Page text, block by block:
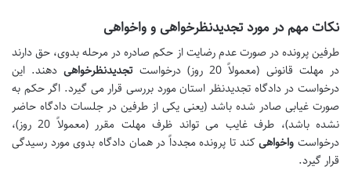
نکات مهم در مورد تجدیدنظرخواهی و واخواهی
طرفین پرونده در صورت عدم رضایت از حکم صادره در مرحله بدوی، حق دارند
در مهلت قانونی (معمولاً 20 روز) درخواست
تجدیدنظرخواهیدهند. این
درخواست در دادگاه تجدیدنظر استان مورد بررسی قرار می گیرد. اگر حکم به
صورت غیابی صادر شده باشد (یعنی یکی از طرفین در جلسات دادگاه حاضر
نشده باشد)، طرف غایب می تواند ظرف مهلت مقرر (معمولاً 20 روز)،
درخواست واخواهیکند تا پرونده مجدداً در همان دادگاه بدوی مورد رسیدگی
قرار گیرد.